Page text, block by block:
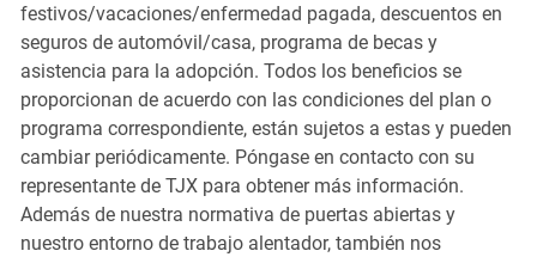
festivos/vacaciones/enfermedad pagada, descuentos en
seguros de automóvil/casa, programa de becas y
asistencia para la adopción. Todos los beneficios se
proporcionan de acuerdo con las condiciones del plan o
programa correspondiente, están sujetos a estas y pueden
cambiar periódicamente. Póngase en contacto con su
representante de TJX para obtener más información.
Además de nuestra normativa de puertas abiertas y
nuestro entorno de trabajo alentador, también nos